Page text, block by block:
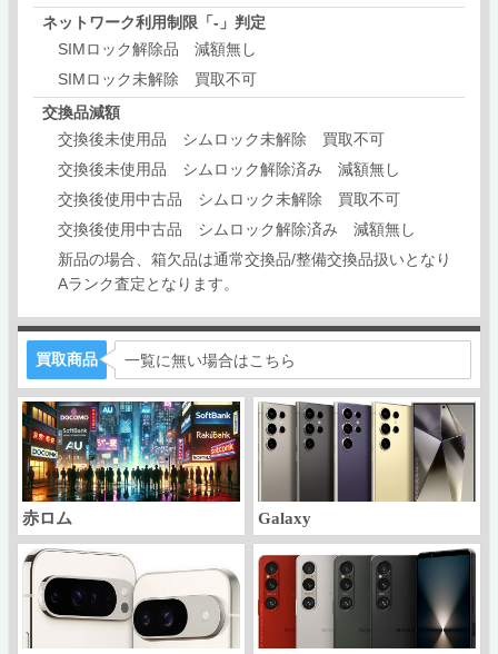
ネットワーク利用制限「‐」判定
SIMロック解除品 減額無し
SIMロック未解除 買取不可
交換品減額
交換後未使用品 シムロック未解除 買取不可
交換後未使用品 シムロック解除済み 減額無し
交換後使用中古品 シムロック未解除 買取不可
交換後使用中古品 シムロック解除済み 減額無し
新品の場合、箱欠品は通常交換品/整備交換品扱いとなり
Aランク査定となります。
買取商品 一覧に無い場合はこちら
赤ロム Galaxy